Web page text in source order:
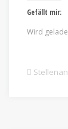
Gefällt mir:
Wird